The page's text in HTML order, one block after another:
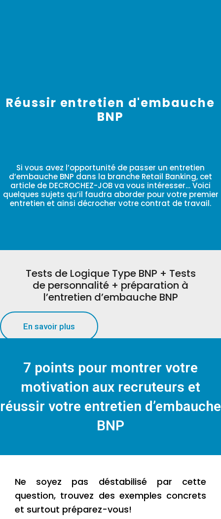
Réussir entretien d'embauche
BNP
Si vous avez l’opportunité de passer un entretien
d’embauche BNP dans la branche Retail Banking, cet
article de DECROCHEZ-JOB va vous intéresser… Voici
quelques sujets qu’il faudra aborder pour votre premier
entretien et ainsi décrocher votre contrat de travail.
Tests de Logique Type BNP + Tests
de personnalité + préparation à
l’entretien d’embauche BNP
En savoir plus
7 points pour montrer votre
motivation aux recruteurs et
réussir votre entretien d’embauche
BNP
Ne soyez pas déstabilisé par cette
question, trouvez des exemples concrets
et surtout préparez-vous!